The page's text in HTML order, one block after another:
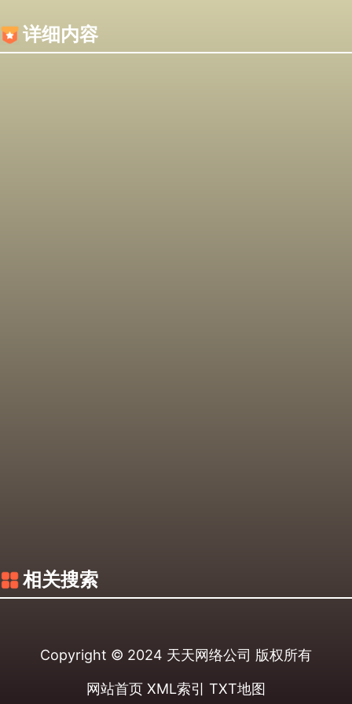
详细内容
相关搜索
Copyright © 2024 天天网络公司 版权所有
网站首页 XML索引 TXT地图